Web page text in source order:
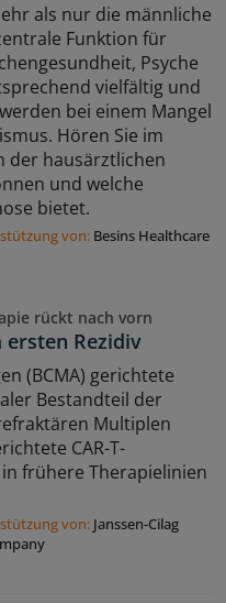
als nur die männliche
Funktion für
Psyche
vielfältig und
bei einem Mangel
Hören Sie im
der hausärztlichen
und welche
bietet.
von: Besins Healthcare
rückt nach vorn
ersten Rezidiv
(BCMA) gerichtete
Bestandteil der
Multiplen
CAR-T-
frühere Therapielinien
von: Janssen-Cilag